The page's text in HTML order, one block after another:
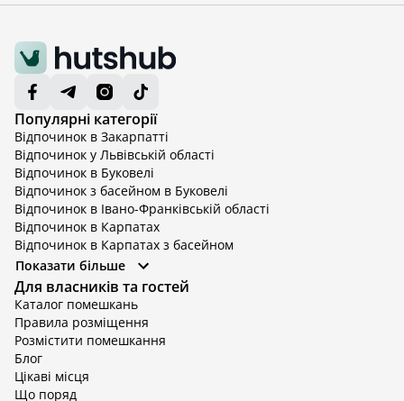
Популярні категорії
Відпочинок в Закарпатті
Відпочинок у Львівській області
Відпочинок в Буковелі
Відпочинок з басейном в Буковелі
Відпочинок в Івано-Франківській області
Відпочинок в Карпатах
Відпочинок в Карпатах з басейном
Відпочинок в Київській області
Відпочинок в Київській області з басейном
Відпочинок в Тернопільській області
Відпочинок у Вінницькій області
Відпочинок в Яремче
Відпочинок у Львівській області з басейном
Відпочинок з басейном в Тернопільській області
Показати більше
Для власників та гостей
Каталог помешкань
Правила розміщення
Розмістити помешкання
Блог
Цікаві місця
Що поряд